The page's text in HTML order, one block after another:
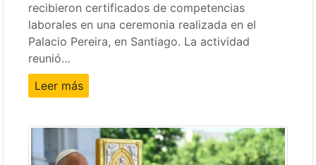
recibieron certificados de competencias
laborales en una ceremonia realizada en el
Palacio Pereira, en Santiago. La actividad
reunió…
Leer más